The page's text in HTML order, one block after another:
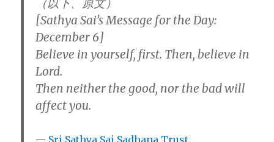
[Sathya Sai’s Message for the Day:
December 6]
Believe in yourself, first. Then, believe in
Lord.
Then neither the good, nor the bad will
affect you.
Sri Sathya Sai Sadhana Trust,